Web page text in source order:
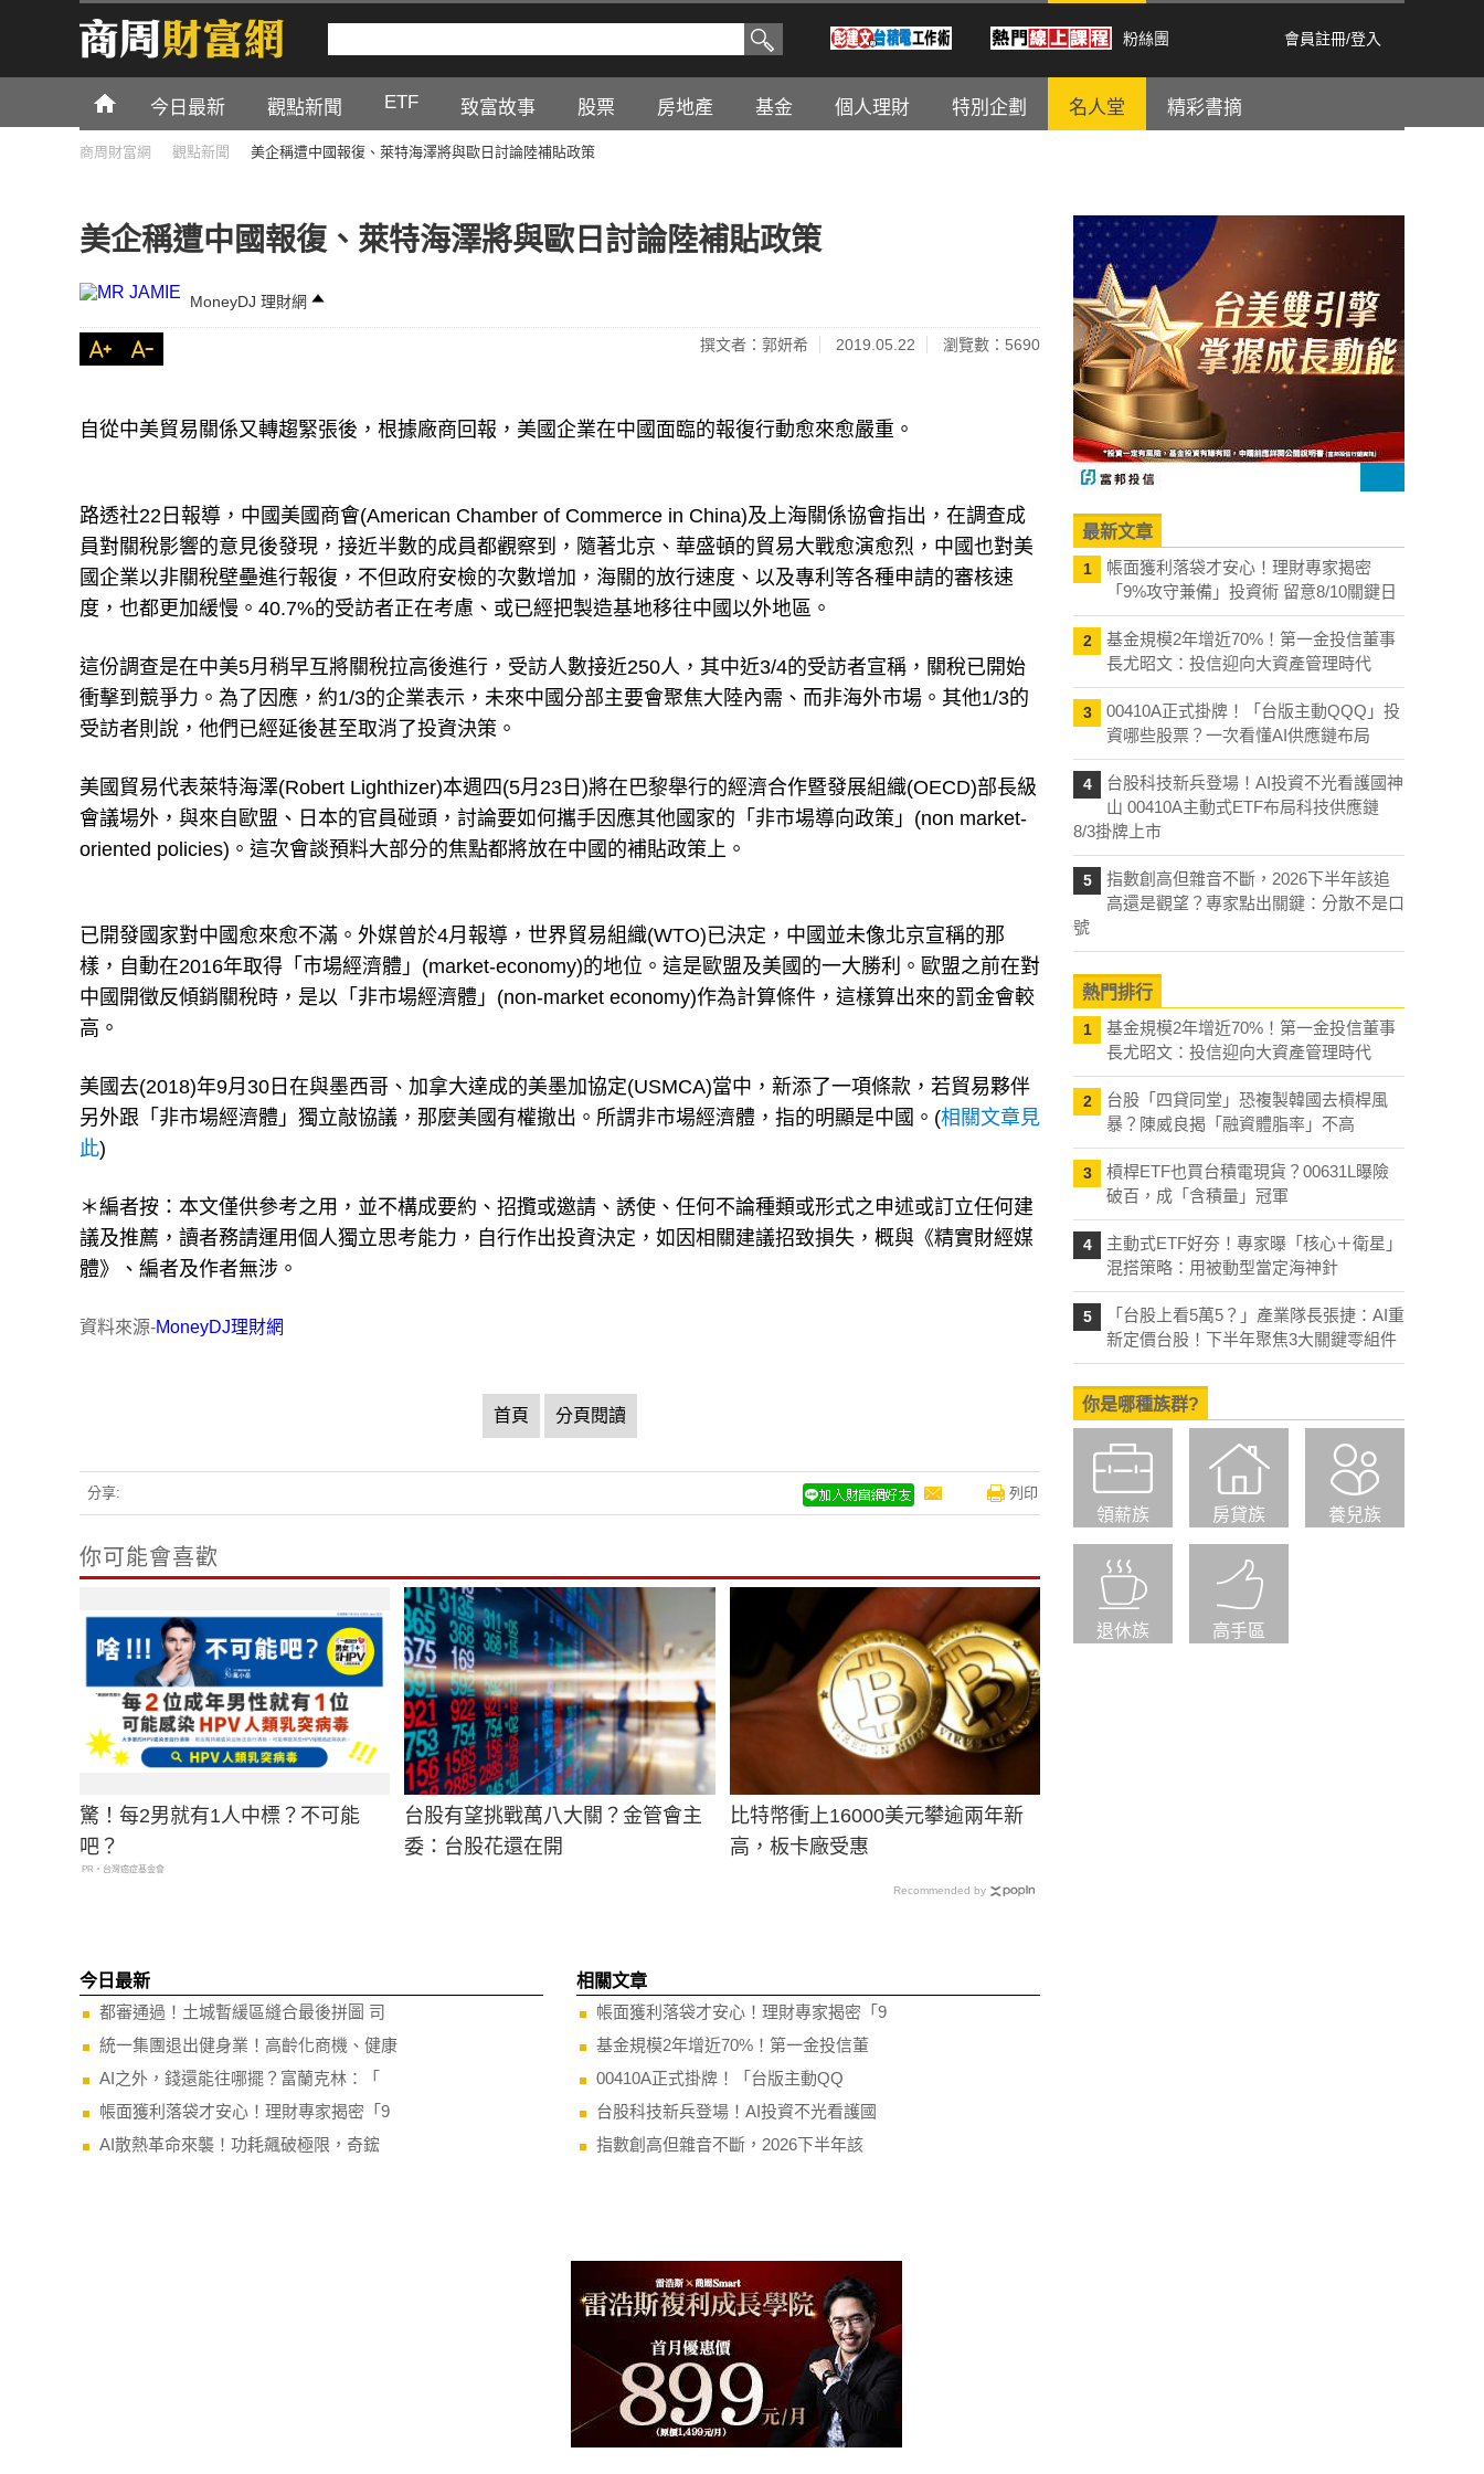
粉絲團 會員註冊/登入
今日最新 觀點新聞 ETF 致富故事 股票 房地產 基金 個人理財 特別企劃 名人堂 精彩書摘
商周財富網 觀點新聞 美企稱遭中國報復、萊特海澤將與歐日討論陸補貼政策
美企稱遭中國報復、萊特海澤將與歐日討論陸補貼政策
MoneyDJ 理財網
撰文者：郭妍希 2019.05.22 瀏覽數：5690
自從中美貿易關係又轉趨緊張後，根據廠商回報，美國企業在中國面臨的報復行動愈來愈嚴重。
路透社22日報導，中國美國商會(American Chamber of Commerce in China)及上海關係協會指出，在調查成
員對關稅影響的意見後發現，接近半數的成員都觀察到，隨著北京、華盛頓的貿易大戰愈演愈烈，中國也對美
國企業以非關稅壁壘進行報復，不但政府安檢的次數增加，海關的放行速度、以及專利等各種申請的審核速
度，也都更加緩慢。40.7%的受訪者正在考慮、或已經把製造基地移往中國以外地區。
這份調查是在中美5月稍早互將關稅拉高後進行，受訪人數接近250人，其中近3/4的受訪者宣稱，關稅已開始
衝擊到競爭力。為了因應，約1/3的企業表示，未來中國分部主要會聚焦大陸內需、而非海外市場。其他1/3的
受訪者則說，他們已經延後甚至取消了投資決策。
美國貿易代表萊特海澤(Robert Lighthizer)本週四(5月23日)將在巴黎舉行的經濟合作暨發展組織(OECD)部長級
會議場外，與來自歐盟、日本的官員碰頭，討論要如何攜手因應其他國家的「非市場導向政策」(non market-
oriented policies)。這次會談預料大部分的焦點都將放在中國的補貼政策上。
已開發國家對中國愈來愈不滿。外媒曾於4月報導，世界貿易組織(WTO)已決定，中國並未像北京宣稱的那
樣，自動在2016年取得「市場經濟體」(market-economy)的地位。這是歐盟及美國的一大勝利。歐盟之前在對
中國開徵反傾銷關稅時，是以「非市場經濟體」(non-market economy)作為計算條件，這樣算出來的罰金會較
高。
美國去(2018)年9月30日在與墨西哥、加拿大達成的美墨加協定(USMCA)當中，新添了一項條款，若貿易夥伴
另外跟「非市場經濟體」獨立敲協議，那麼美國有權撤出。所謂非市場經濟體，指的明顯是中國。(相關文章見
此)
＊編者按：本文僅供參考之用，並不構成要約、招攬或邀請、誘使、任何不論種類或形式之申述或訂立任何建
議及推薦，讀者務請運用個人獨立思考能力，自行作出投資決定，如因相關建議招致損失，概與《精實財經媒
體》、編者及作者無涉。
資料來源-MoneyDJ理財網
首頁 分頁閱讀
分享: 列印
你可能會喜歡
驚！每2男就有1人中標？不可能
吧？
PR・台灣癌症基金會
台股有望挑戰萬八大關？金管會主
委：台股花還在開
比特幣衝上16000美元攀逾兩年新
高，板卡廠受惠
Recommended by
今日最新
都審通過！土城暫緩區縫合最後拼圖 司
統一集團退出健身業！高齡化商機、健康
AI之外，錢還能往哪擺？富蘭克林：「
帳面獲利落袋才安心！理財專家揭密「9
AI散熱革命來襲！功耗飆破極限，奇鋐
相關文章
帳面獲利落袋才安心！理財專家揭密「9
基金規模2年增近70%！第一金投信董
00410A正式掛牌！「台版主動QQ
台股科技新兵登場！AI投資不光看護國
指數創高但雜音不斷，2026下半年該
最新文章
1
帳面獲利落袋才安心！理財專家揭密
「9%攻守兼備」投資術 留意8/10關鍵日
2
基金規模2年增近70%！第一金投信董事
長尤昭文：投信迎向大資產管理時代
3
00410A正式掛牌！「台版主動QQQ」投
資哪些股票？一次看懂AI供應鏈布局
4
台股科技新兵登場！AI投資不光看護國神
山 00410A主動式ETF布局科技供應鏈
8/3掛牌上市
5
指數創高但雜音不斷，2026下半年該追
高還是觀望？專家點出關鍵：分散不是口
號
熱門排行
1
基金規模2年增近70%！第一金投信董事
長尤昭文：投信迎向大資產管理時代
2
台股「四貸同堂」恐複製韓國去槓桿風
暴？陳威良揭「融資體脂率」不高
3
槓桿ETF也買台積電現貨？00631L曝險
破百，成「含積量」冠軍
4
主動式ETF好夯！專家曝「核心＋衛星」
混搭策略：用被動型當定海神針
5
「台股上看5萬5？」產業隊長張捷：AI重
新定價台股！下半年聚焦3大關鍵零組件
你是哪種族群?
領薪族 房貸族 養兒族
退休族 高手區